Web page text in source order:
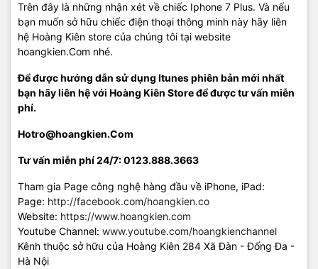
Trên đây là những nhận xét về chiếc Iphone 7 Plus. Và nếu
bạn muốn sở hữu chiếc điện thoại thông minh này hãy liên
hệ Hoàng Kiên store của chúng tôi tại website
hoangkien.Com nhé.
Để được hướng dẫn sử dụng Itunes phiên bản mới nhất
bạn hãy liên hệ với Hoàng Kiên Store để được tư vấn miễn
phí.
Hotro@hoangkien.Com
Tư vấn miễn phí 24/7: 0123.888.3663
Tham gia Page công nghệ hàng đầu về iPhone, iPad:
Page: http://facebook.com/hoangkien.co
Website: https://www.hoangkien.com
Youtube Channel: www.youtube.com/hoangkienchannel
Kênh thuộc sở hữu của Hoàng Kiên 284 Xã Đàn - Đống Đa -
Hà Nội